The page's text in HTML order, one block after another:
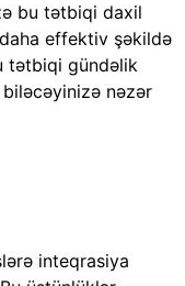
bu tətbiqi daxil
effektiv şəkildə
tətbiqi gündəlik
biləcəyinizə nəzər
inteqrasiya